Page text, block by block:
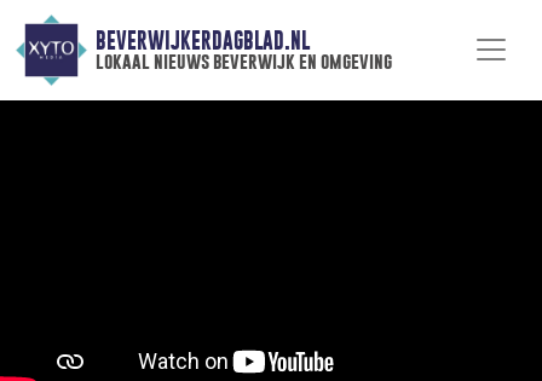
BEVERWIJKERDAGBLAD.NL
lokaal nieuws beverwijk en omgeving